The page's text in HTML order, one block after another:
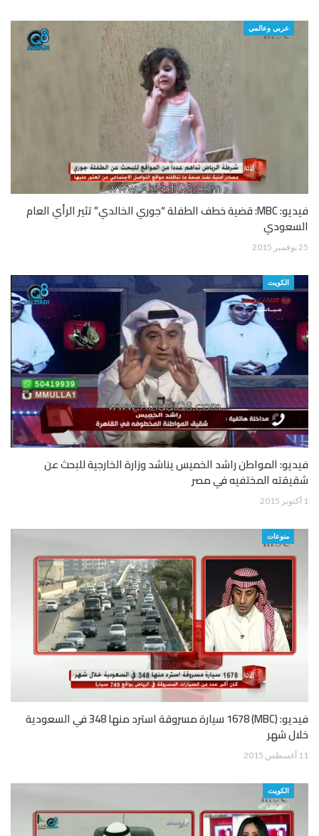
عربي وعالمي
فيديو: MBC: قضية خطف الطفلة “جوري الخالدي” تثير الرأي العام
السعودي
25 نوفمبر 2015
الكويت
فيديو: المواطن راشد الخميس يناشد وزارة الخارجية للبحث عن
شقيقته المختفيه في مصر
1 أكتوبر 2015
منوعات
فيديو: (MBC) 1678 سيارة مسروقة استرد منها 348 في السعودية
خلال شهر
11 أغسطس 2015
الكويت